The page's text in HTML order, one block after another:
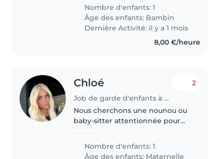
unique âgé de 2 ans. Il est
énergique, curieux et créatif.
Nous aimerions que la personne..
Nombre d'enfants: 1
Âge des enfants: Bambin
Dernière Activité: il y a 1 mois
8,00 €/heure
Chloé
Job de garde d'enfants à Sarlat-la-Canéda
2
Nous cherchons une nounou ou
baby-sitter attentionnée pour
préscolaire, vif et créatif. Une
présence rassurante pour
Nombre d'enfants: 1
Âge des enfants: Maternelle